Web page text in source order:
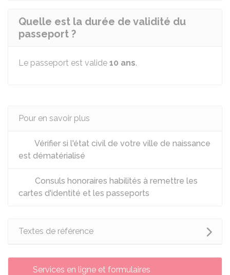
Quelle est la durée de validité du
passeport ?
Le passeport est valide 10 ans.
Pour en savoir plus
Vérifier si l'état civil de votre ville de naissance
est dématérialisé
Consuls honoraires habilités à remettre les
cartes d'identité et les passeports
Textes de référence
Services en ligne et formulaires